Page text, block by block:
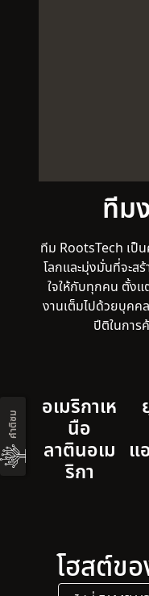
ทีม
ทีม RootsTech เป็
โลกและมุ่งมั่นที่จะส
ใจให้กับทุกคน ตั้ง
งานเต็มไปด้วยบุค
ปีติในกา
อเมริกาเห
นือ
ลาตินอเม
ริกา
แ
โฮสต์ขอ
คำติชม